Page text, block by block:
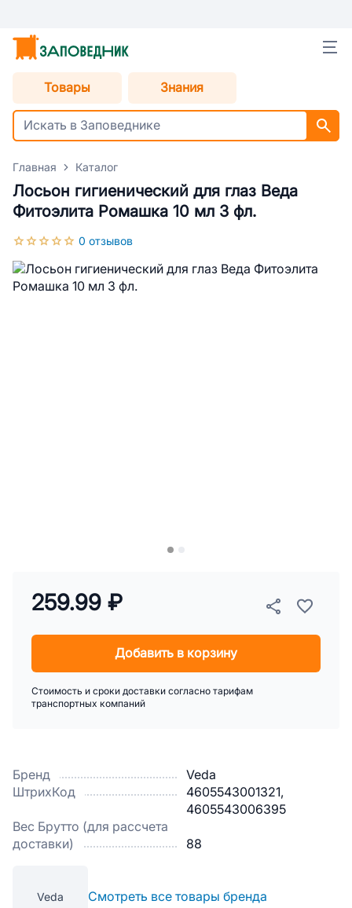
Товары Знания
Главная Каталог
Лосьон гигиенический для глаз Веда
Фитоэлита Ромашка 10 мл 3 фл.
0 отзывов
Бренд
Veda
ШтрихКод
4605543001321,
4605543006395
Вес Брутто (для рассчета
доставки)
88
Veda Смотреть все товары бренда
259.99 ₽
Добавить в корзину
Стоимость и сроки доставки согласно тарифам
транспортных компаний